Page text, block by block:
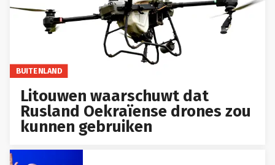
BUITENLAND
Litouwen waarschuwt dat
Rusland Oekraïense drones zou
kunnen gebruiken